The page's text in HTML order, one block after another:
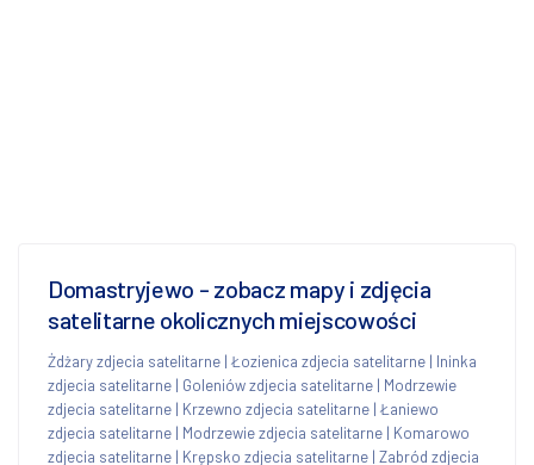
Domastryjewo - zobacz mapy i zdjęcia
satelitarne okolicznych miejscowości
Żdżary zdjecia satelitarne | Łozienica zdjecia satelitarne | Ininka
zdjecia satelitarne | Goleniów zdjecia satelitarne | Modrzewie
zdjecia satelitarne | Krzewno zdjecia satelitarne | Łaniewo
zdjecia satelitarne | Modrzewie zdjecia satelitarne | Komarowo
zdjecia satelitarne | Krępsko zdjecia satelitarne | Zabród zdjecia